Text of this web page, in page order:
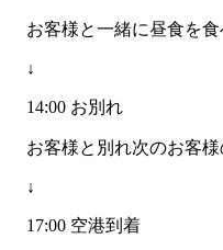
お客様と一緒に昼食を食
↓
14:00 お別れ
お客様と別れ次のお客様
↓
17:00 空港到着